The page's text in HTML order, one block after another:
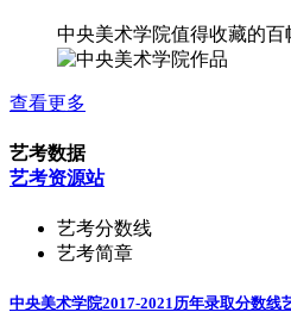
中央美术学院值得收藏的百
查看更多
艺考数据
艺考资源站
艺考分数线
艺考简章
中央美术学院2017-2021历年录取分数线